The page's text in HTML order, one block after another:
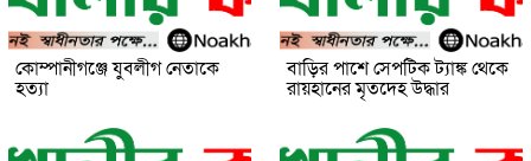
কোম্পানীগঞ্জে যুবলীগ নেতাকে
হত্যা
বাড়ির পাশে সেপটিক ট্যাঙ্ক থেকে
রায়হানের মৃতদেহ উদ্ধার